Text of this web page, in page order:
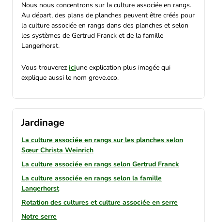
Nous nous concentrons sur la culture associée en rangs.
Au départ, des plans de planches peuvent être créés pour
la culture associée en rangs dans des planches et selon
les systèmes de Gertrud Franck et de la famille
Langerhorst.
Vous trouverez iciune explication plus imagée qui
explique aussi le nom grove.eco.
Jardinage
La culture associée en rangs sur les planches selon
Sœur Christa Weinrich
La culture associée en rangs selon Gertrud Franck
La culture associée en rangs selon la famille
Langerhorst
Rotation des cultures et culture associée en serre
Notre serre